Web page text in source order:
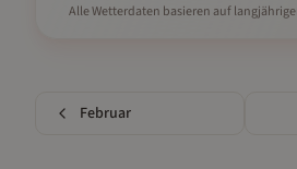
Alle Wetterdaten basieren auf
Februar